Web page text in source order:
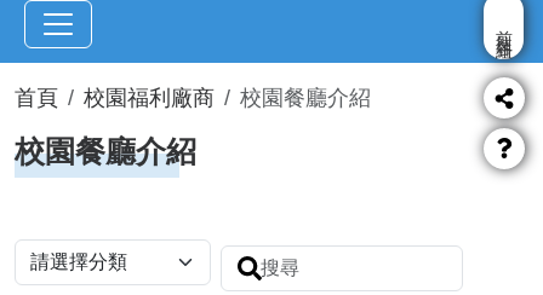
首頁 校園福利廠商 校園餐廳介紹
校園餐廳介紹